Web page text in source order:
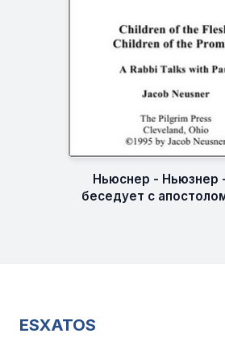
Ньюснер - Ньюзнер
беседует с
ESXATOS